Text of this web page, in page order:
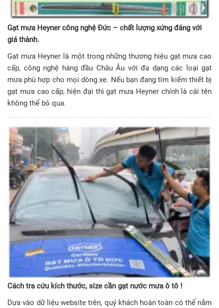
Gạt mưa Heyner công nghệ Đức – chất lượng xứng đáng với
giá thành.
Gạt mưa Heyner là một trong những thương hiệu gạt mưa cao
cấp, công nghệ hàng đầu Châu Âu với đa dạng các loại gạt
mưa phù hợp cho mọi dòng xe. Nếu bạn đang tìm kiếm thiết bị
gạt mưa cao cấp, hiện đại thì gạt mưa Heyner chính là cái tên
không thể bỏ qua.
Cách tra cứu kích thước, size cần gạt nước mưa ô tô !
Dựa vào dữ liệu website trên, quý khách hoàn toàn có thể nắm